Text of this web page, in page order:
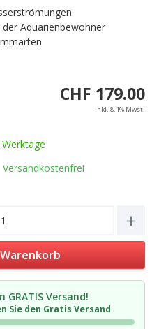
Aquarienbewohner
CHF 179.00
Inkl. 8.1% Mwst.
Versandkostenfrei
the desired
GRATIS Versand!
Sie den Gratis Versand